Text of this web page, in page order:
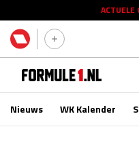
ACTUELE
Nieuws WK Kalender